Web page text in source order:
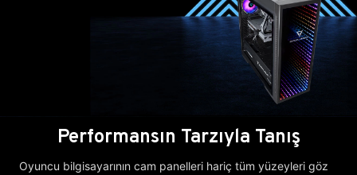
Performansın Tarzıyla Tanış
Oyuncu bilgisayarının cam panelleri hariç tüm yüzeyleri göz